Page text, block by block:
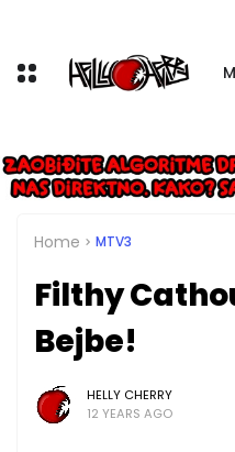
Home MTV3
Filthy
Bejbe!
HELLY CHERRY
12 YEARS AGO